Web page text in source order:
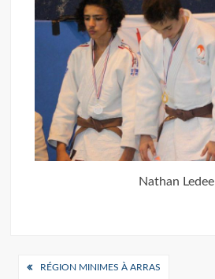
Nathan Ledee
Navigation
RÉGION MINIMES À ARRAS